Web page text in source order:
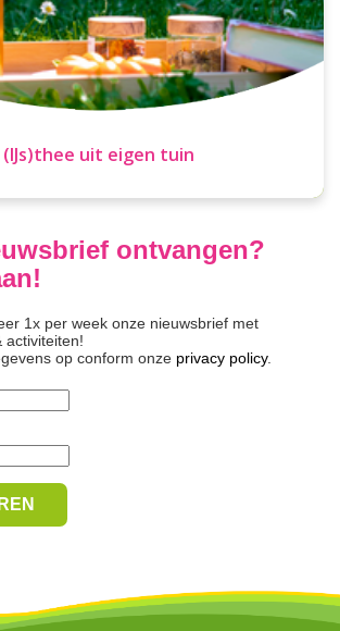
(IJs)thee uit eigen tuin
ontvangen?
1x per week onze nieuwsbrief met
activiteiten!
op conform onze privacy policy.